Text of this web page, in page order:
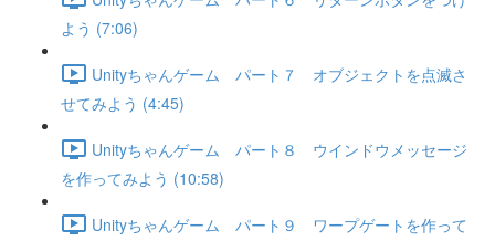
よう (7:06)
Unityちゃんゲーム パート７ オブジェクトを点滅さ
せてみよう (4:45)
Unityちゃんゲーム パート８ ウインドウメッセージ
を作ってみよう (10:58)
Unityちゃんゲーム パート９ ワープゲートを作って